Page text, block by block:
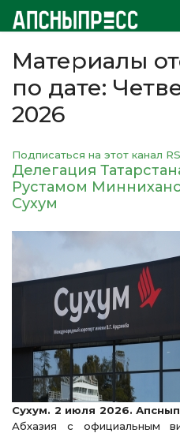
Материалы
по дате:
2026
Подписаться на этот канал
Делегация
Рустамом
Сухум
Сухум. 2 июля 2026.
Абхазия с официальным